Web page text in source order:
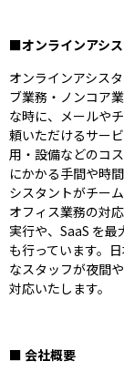
■オンラインアシス
オンラインアシス
ブ業務・ノンコア
な時に、メールや
頼いただけるサー
用・設備などのコ
にかかる手間や時
シスタントがチー
オフィス業務の対
実行や、SaaS を
も行っています。
なスタッフが夜間
対応いたします。
■ 会社概要